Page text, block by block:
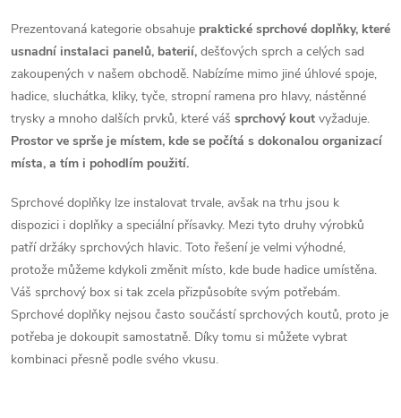
d
a
c
í
p
r
v
k
y
v
á
n
k
o
v
á
n
í
Prezentovaná kategorie obsahuje praktické sprchové doplňky, které
usnadní instalaci panelů, baterií, dešťových sprch a celých sad
zakoupených v našem obchodě. Nabízíme mimo jiné úhlové spoje,
hadice, sluchátka, kliky, tyče, stropní ramena pro hlavy, nástěnné
trysky a mnoho dalších prvků, které váš sprchový kout vyžaduje.
Prostor ve sprše je místem, kde se počítá s dokonalou organizací
místa, a tím i pohodlím použití.
Sprchové doplňky lze instalovat trvale, avšak na trhu jsou k
dispozici i doplňky a speciální přísavky. Mezi tyto druhy výrobků
patří držáky sprchových hlavic. Toto řešení je velmi výhodné,
protože můžeme kdykoli změnit místo, kde bude hadice umístěna.
Váš sprchový box si tak zcela přizpůsobíte svým potřebám.
Sprchové doplňky nejsou často součástí sprchových koutů, proto je
potřeba je dokoupit samostatně. Díky tomu si můžete vybrat
kombinaci přesně podle svého vkusu.